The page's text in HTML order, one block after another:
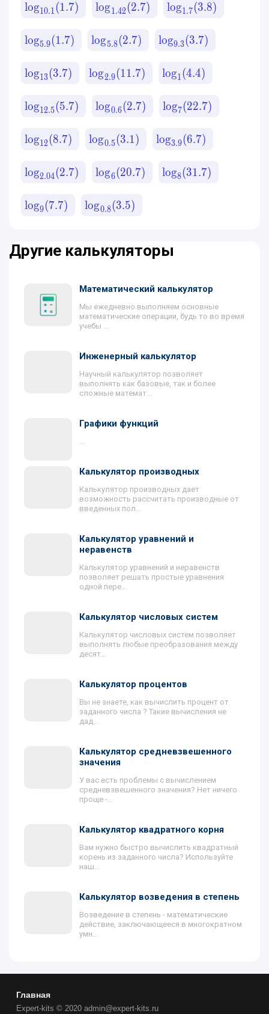
log10.1(1.7) log1.42(2.7) log1.7(3.8)
log5.9(1.7) log5.8(2.7) log9.3(3.7)
log13(3.7) log2.9(11.7) log1(4.4)
log12.5(5.7) log0.6(2.7) log7(22.7)
log12(8.7) log0.5(3.1) log3.9(6.7)
log2.04(2.7) log6(20.7) log8(31.7)
log9(7.7) log0.8(3.5)
Другие калькуляторы
Математический калькулятор
Мы ежедневно выполняем основные
математические операции, будь то во время
учебы ...
Инженерный калькулятор
Научный калькулятор позволяет
выполнять как базовые, так и более
сложные математ...
Графики функций
...
Калькулятор производных
Калькулятор производных дает
возможность рассчитать производные от
введенных пол...
Калькулятор уравнений и
неравенств
Калькулятор уравнений и неравенств
позволяет решать простые уравнения
одной пере...
Калькулятор числовых систем
Калькулятор числовых систем позволяет
выполнять любые преобразования между
десят...
Калькулятор процентов
Вы не знаете, как вычислить процент от
заданного числа ? Такие вычисления не
дад...
Калькулятор средневзвешенного
значения
У вас есть проблемы с вычислением
средневзвешенного значения? Нет ничего
проще -...
Калькулятор квадратного корня
Вам нужно быстро вычислить квадратный
корень из заданного числа? Используйте
наш...
Калькулятор возведения в степень
Возведение в степень - математические
действие, заключающееся в многократном
умн...
Главная
Expert-kits © 2020 admin@expert-kits.ru